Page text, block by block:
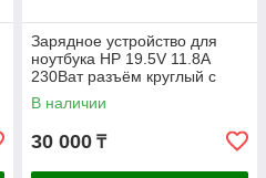
Зарядное устройство для
ноутбука HP 19.5V 11.8A
230Ват разъём круглый с
иглой 4.5x 3.0мм ORIGINAL
В наличии
30 000 ₸